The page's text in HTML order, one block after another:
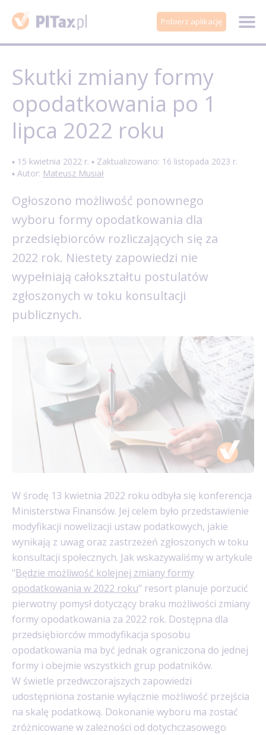
Pobierz aplikację
Skutki zmiany formy
opodatkowania po 1
lipca 2022 roku
▪ 15 kwietnia 2022 r. ▪ Zaktualizowano: 16 listopada 2023 r.
▪ Autor: Mateusz Musiał
Ogłoszono możliwość ponownego
wyboru formy opodatkowania dla
przedsiębiorców rozliczających się za
2022 rok. Niestety zapowiedzi nie
wypełniają całokształtu postulatów
zgłoszonych w toku konsultacji
publicznych.
W środę 13 kwietnia 2022 roku odbyła się konferencja
Ministerstwa Finansów. Jej celem było przedstawienie
modyfikacji nowelizacji ustaw podatkowych, jakie
wynikają z uwag oraz zastrzeżeń zgłoszonych w toku
konsultacji społecznych. Jak wskazywaliśmy w artykule
"Będzie możliwość kolejnej zmiany formy
opodatkowania w 2022 roku" resort planuje porzucić
pierwotny pomysł dotyczący braku możliwości zmiany
formy opodatkowania za 2022 rok. Dostępna dla
przedsiębiorców mmodyfikacja sposobu
opodatkowania ma być jednak ograniczona do jednej
formy i obejmie wszystkich grup podatników.
W świetle przedwczorajszych zapowiedzi
udostępniona zostanie wyłącznie możliwość przejścia
na skalę podatkową. Dokonanie wyboru ma zostać
zróżnicowane w zależności od dotychczasowego